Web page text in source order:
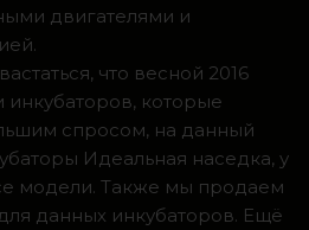
двигателями и
что весной 2016
которые
спросом, на данный
Идеальная наседка, у
модели. Также мы продаем
данных инкубаторов. Ещё